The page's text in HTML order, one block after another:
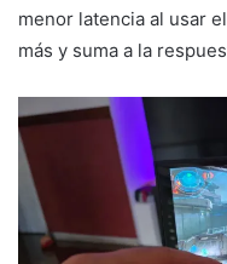
menor latencia al usar
más y suma a la